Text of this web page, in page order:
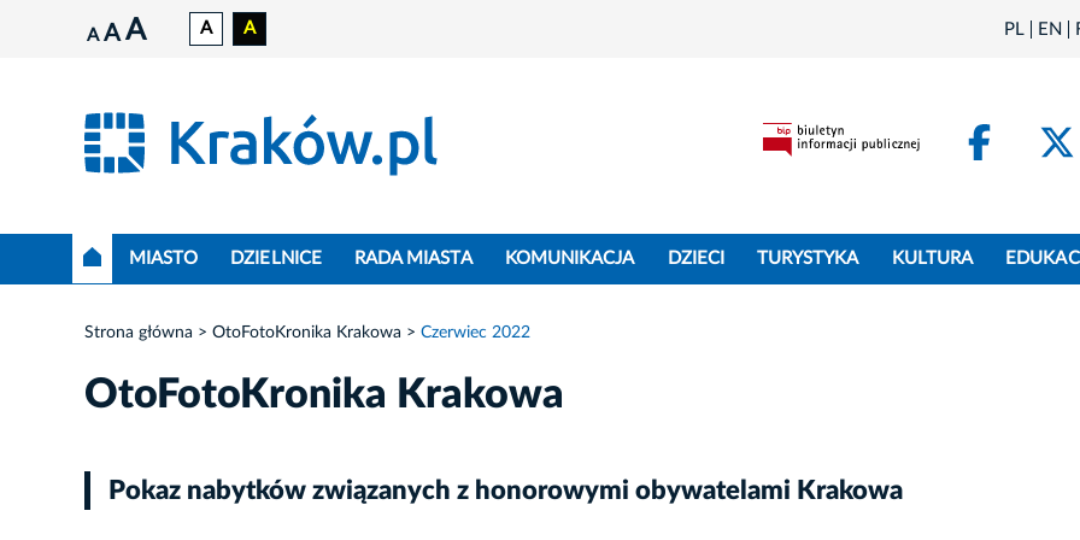
A A A A A PL EN
MIASTO DZIELNICE RADA MIASTA KOMUNIKACJA DZIECI TURYSTYKA KULTURA
Strona główna OtoFotoKronika Krakowa Czerwiec 2022
OtoFotoKronika Krakowa
Pokaz nabytków związanych z honorowymi obywatelami Krakowa